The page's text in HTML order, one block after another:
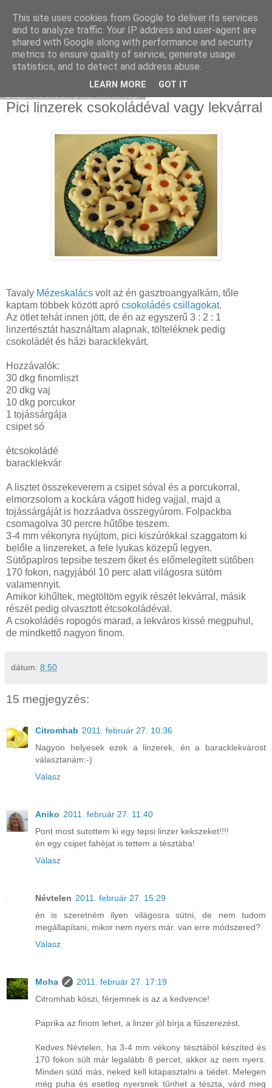
Moha Konyha
Pici linzerek csokoládéval vagy lekvárral
Tavaly Mézeskalács volt az én gasztroangyalkám, tőle
kaptam többek között apró csokoládés csillagokat.
Az ötlet tehát innen jött, de én az egyszerű 3 : 2 : 1
linzertésztát használtam alapnak, tölteléknek pedig
csokoládét és házi baracklekvárt.
Hozzávalók:
30 dkg finomliszt
20 dkg vaj
10 dkg porcukor
1 tojássárgája
csipet só
étcsokoládé
baracklekvár
A lisztet összekeverem a csipet sóval és a porcukorral,
elmorzsolom a kockára vágott hideg vajjal, majd a
tojássárgáját is hozzáadva összegyúrom. Folpackba
csomagolva 30 percre hűtőbe teszem.
3-4 mm vékonyra nyújtom, pici kiszúrókkal szaggatom ki
belőle a linzereket, a fele lyukas közepű legyen.
Sütőpapíros tepsibe teszem őket és előmelegített sütőben
170 fokon, nagyjából 10 perc alatt világosra sütöm
valamennyit.
Amikor kihűltek, megtöltöm egyik részét lekvárral, másik
részét pedig olvasztott étcsokoládéval.
A csokoládés ropogós marad, a lekváros kissé megpuhul,
de mindkettő nagyon finom.
dátum: 8:50
15 megjegyzés:
Citromhab 2011. február 27. 10:36
Nagyon helyesek ezek a linzerek, én a baracklekvárost
választanám:-)
Válasz
Aniko 2011. február 27. 11:40
Pont most sutottem ki egy tepsi linzer kekszeket!!!!
èn egy csipet fahèjat is tettem a tèsztàba!
Válasz
Névtelen 2011. február 27. 15:29
én is szeretném ilyen világosra sütni, de nem tudom
megállapítani, mikor nem nyers már. van erre módszered?
Válasz
Moha
2011. február 27. 17:19
Citromhab köszi, férjemnek is az a kedvence!
Paprika az finom lehet, a linzer jól bírja a fűszerezést.
Kedves Névtelen, ha 3-4 mm vékony tésztából készíted és
170 fokon sült már legalább 8 percet, akkor az nem nyers.
Minden sütő más, neked kell kitapasztalni a tiédet. Melegen
még puha és esetleg nyersnek tűnhet a tészta, várd meg
This site uses cookies from Google to deliver its services
and to analyze traffic. Your IP address and user-agent are
shared with Google along with performance and security
metrics to ensure quality of service, generate usage
statistics, and to detect and address abuse.
LEARN MORE GOT IT